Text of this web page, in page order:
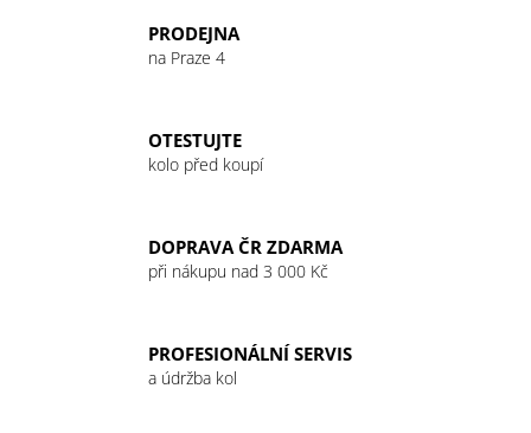
PRODEJNA
na Praze 4
OTESTUJTE
kolo před koupí
DOPRAVA ČR ZDARMA
při nákupu nad 3 000 Kč
PROFESIONÁLNÍ SERVIS
a údržba kol